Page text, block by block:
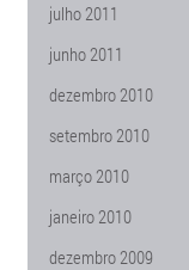
julho 2011
junho 2011
dezembro 2010
setembro 2010
março 2010
janeiro 2010
dezembro 2009